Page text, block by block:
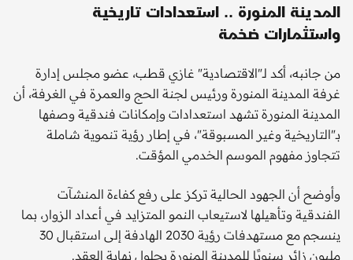
المدينة المنورة .. استعدادات تاريخية
واستثمارات ضخمة
من جانبه، أكد لـ"الاقتصادية" غازي قطب، عضو مجلس إدارة
غرفة المدينة المنورة ورئيس لجنة الحج والعمرة في الغرفة، أن
المدينة المنورة تشهد استعدادات وإمكانات فندقية وصفها
بـ"التاريخية وغير المسبوقة"، في إطار رؤية تنموية شاملة
تتجاوز مفهوم الموسم الخدمي المؤقت.
وأوضح أن الجهود الحالية تركز على رفع كفاءة المنشآت
الفندقية وتأهيلها لاستيعاب النمو المتزايد في أعداد الزوار، بما
ينسجم مع مستهدفات رؤية 2030 الهادفة إلى استقبال 30
مليون زائر سنويًا للمدينة المنورة بحلول نهاية العقد.